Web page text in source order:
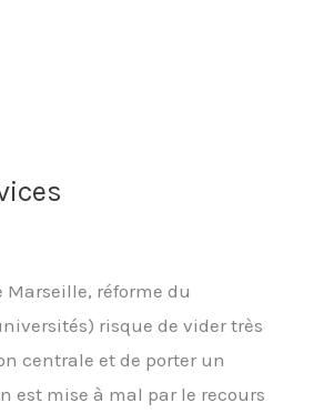
réforme du
risque de vider très
centrale et de porter un
est mise à mal par le recours